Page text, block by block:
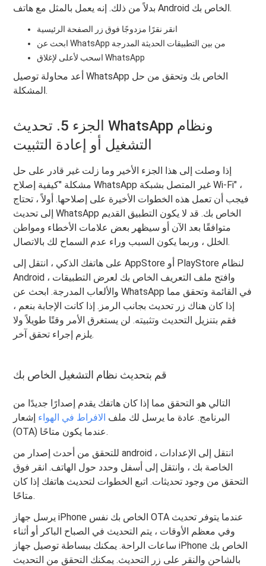
بدلاً من ذلك. إنه يعمل بالمثل مع هاتف Android الخاص بك.
انقر نقرًا مزدوجًا فوق زر الصفحة الرئيسية
ابحث عن WhatsApp من بين التطبيقات الحديثة المدرجة
اسحب لأعلى لإغلاق WhatsApp
أعد محاولة توصيل WhatsApp الخاص بك وتحقق من حل
المشكلة.
الجزء 5. تحديث WhatsApp ونظام
التشغيل أو إعادة التثبيت
إذا وصلت إلى هذا الجزء الأخير وما زلت غير قادر على حل
مشكلة "كيفية إصلاح WhatsApp غير المتصل بشبكة Wi-Fi" ،
فيجب أن تعمل هذه الخطوات الأخيرة على إصلاحها. أولاً ، تحتاج
إلى تحديث WhatsApp الخاص بك. قد لا يكون التطبيق القديم
متوافقًا بعد الآن أو سيظهر بعض علامات الأخطاء ومواطن
الخلل ، وربما يكون السبب وراء عدم السماح لك بالاتصال.
على هاتفك الذكي ، انتقل إلى AppStore أو PlayStore لنظام
Android ، وافتح ملف التعريف الخاص بك لعرض التطبيقات
والألعاب المدرجة. ابحث عن WhatsApp في القائمة وتحقق مما
إذا كان هناك زر تحديث بجانب الرمز. إذا كانت الإجابة بنعم ،
فقم بتنزيل التحديث وتثبيته. لن يستغرق الأمر وقتًا طويلاً ولا
يلزم إجراء تحقق آخر.
قم بتحديث نظام التشغيل الخاص بك
التالي هو التحقق مما إذا كان هاتفك يقدم إصدارًا جديدًا من
البرنامج. عادة ما يرسل لك ملف الافراط في الهواء إشعار
(OTA) عندما يكون متاحًا.
للتحقق من أحدث إصدار من android ، انتقل إلى الإعدادات
الخاصة بك ، وانتقل إلى أسفل وحدد حول الهاتف. انقر فوق
التحقق من وجود تحديثات. اتبع الخطوات لتحديث هاتفك إذا كان
متاحًا.
يرسل جهاز iPhone الخاص بك نفس OTA عندما يتوفر تحديث
وفي معظم الأوقات ، يتم التحديث في الصباح الباكر أو أثناء
ساعات الراحة. يمكنك ببساطة توصيل جهاز iPhone الخاص بك
بالشاحن والنقر على زر التحديث. يمكنك التحقق من التحديث